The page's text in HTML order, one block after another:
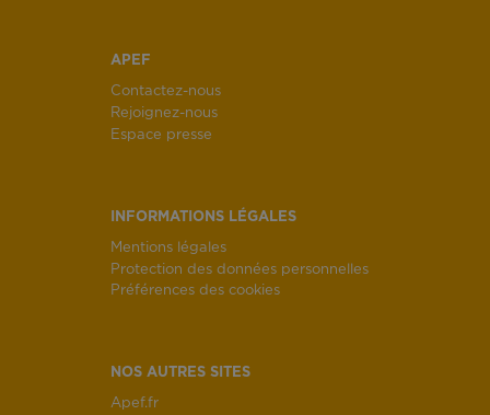
APEF
Contactez-nous
Rejoignez-nous
Espace presse
INFORMATIONS LÉGALES
Mentions légales
Protection des données personnelles
Préférences des cookies
NOS AUTRES SITES
Apef.fr